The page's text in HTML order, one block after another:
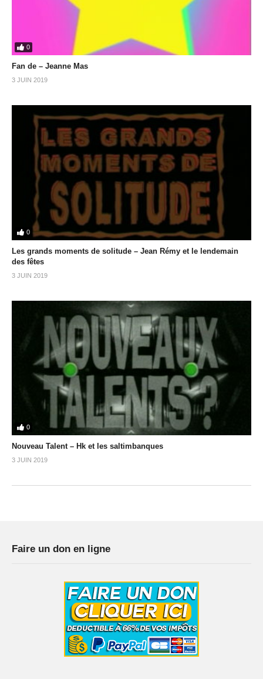
0
Fan de – Jeanne Mas
3 JUIN 2019
0
Les grands moments de solitude – Jean Rémy et le lendemain
des fêtes
3 JUIN 2019
0
Nouveau Talent – Hk et les saltimbanques
3 JUIN 2019
Faire un don en ligne